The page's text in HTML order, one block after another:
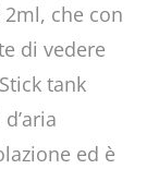
che con
di vedere
tank
ed è